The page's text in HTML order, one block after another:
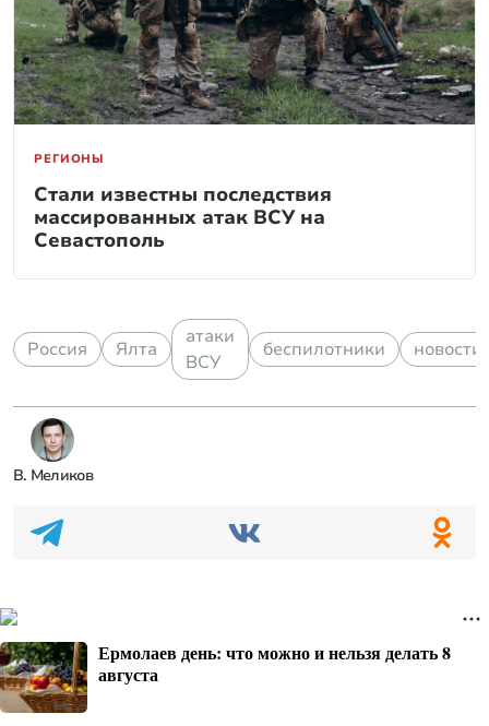
РЕГИОНЫ
Стали известны последствия
массированных атак ВСУ на
Севастополь
Россия Ялта
атаки
ВСУ
беспилотники новости
В. Меликов
Ермолаев день: что можно и нельзя делать 8
августа